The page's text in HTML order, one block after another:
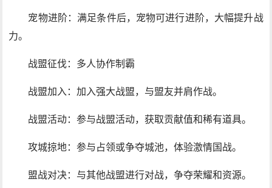
宠物进阶：满足条件后，宠物可进行进阶，大幅提升战
力。
战盟征伐：多人协作制霸
战盟加入：加入强大战盟，与盟友并肩作战。
战盟活动：参与战盟活动，获取贡献值和稀有道具。
攻城掠地：参与占领或争夺城池，体验激情国战。
盟战对决：与其他战盟进行对战，争夺荣耀和资源。